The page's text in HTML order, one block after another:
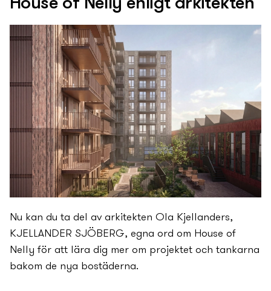
House of Nelly enligt arkitekten
Nu kan du ta del av arkitekten Ola Kjellanders,
KJELLANDER SJÖBERG, egna ord om House of
Nelly för att lära dig mer om projektet och tankarna
bakom de ny­a bostäderna.